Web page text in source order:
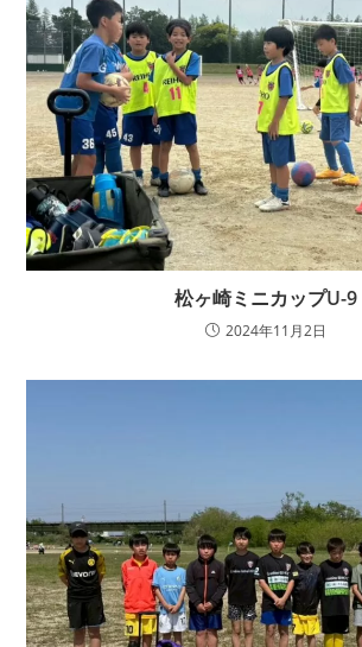
松ヶ崎ミニカップU-9
2024年11月2日